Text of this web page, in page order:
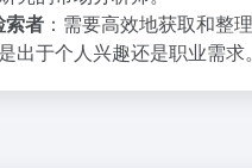
索者 ：需要高效地获取和整
出于个人兴趣还是职业需求。